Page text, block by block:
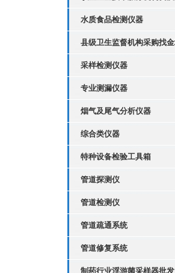
水质食品检测仪器
采样检测仪器
专业测漏仪器
烟气及尾气分析仪器
综合类仪器
特种设备检验工具箱
管道探测仪
管道检测仪
管道疏通系统
管道修复系统
制药行业浮游菌采样器批发